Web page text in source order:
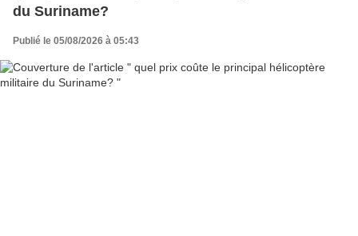
du Suriname?
Publié le 05/08/2026 à 05:43